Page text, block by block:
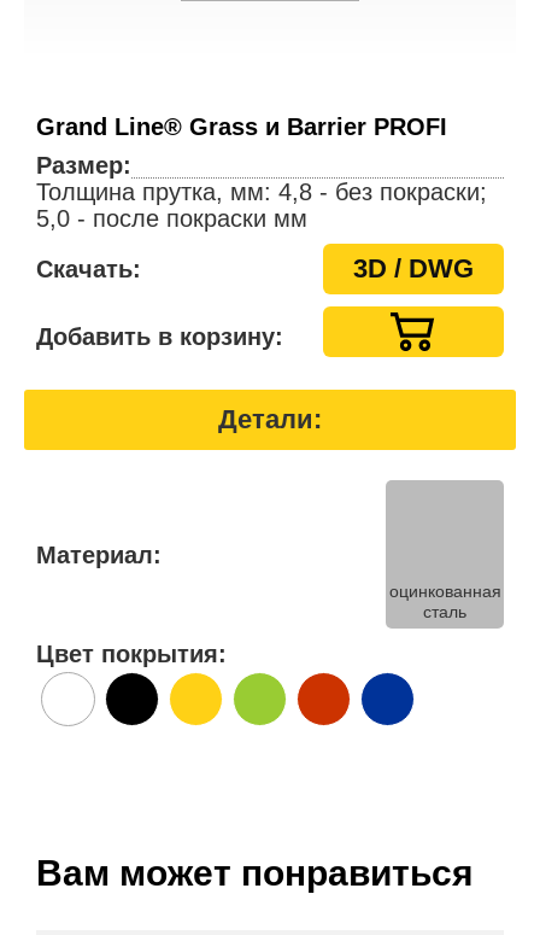
Grand Line® Grass и Barrier PROFI
Размер:
Толщина прутка, мм: 4,8 - без покраски;
5,0 - после покраски мм
Скачать:
3D / DWG
Добавить в корзину:
Детали:
Материал:
оцинкованная
сталь
Цвет покрытия:
Вам может понравиться